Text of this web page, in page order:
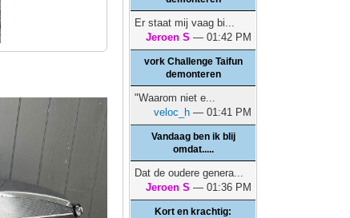
Er staat mij vaag bi...
Jeroen S — 01:42 PM
vork Challenge Taifun
demonteren
"Waarom niet e...
veloc_h — 01:41 PM
Vandaag ben ik blij
omdat.....
Dat de oudere genera...
Jeroen S — 01:36 PM
Kort en krachtig: